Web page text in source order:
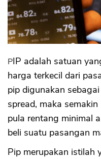
PIP adalah satuan yang mengukur pergerakan
harga terkecil dari
pip digunakan
spread, maka
pula rentang minimal
beli suatu pasangan
Pip merupakan istilah